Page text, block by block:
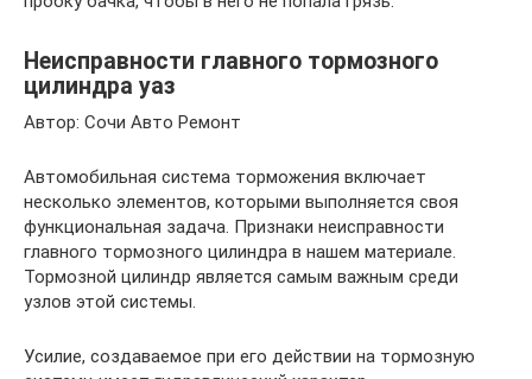
Неисправности главного тормозного
цилиндра уаз
Автор: Сочи Авто Ремонт
Автомобильная система торможения включает
несколько элементов, которыми выполняется своя
функциональная задача. Признаки неисправности
главного тормозного цилиндра в нашем материале.
Тормозной цилиндр является самым важным среди
узлов этой системы.
Усилие, создаваемое при его действии на тормозную